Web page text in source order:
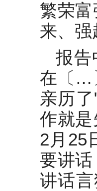
繁荣
来、强
报告
在〔…
亲历
作就
2月25
要讲
讲话